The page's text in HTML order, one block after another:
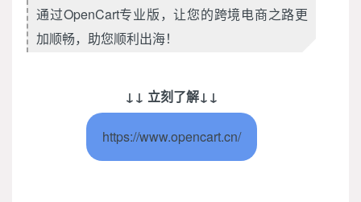
通过OpenCart专业版，让您的跨境电商之路更
加顺畅，助您顺利出海！
↓↓ 立刻了解↓↓
https://www.opencart.cn/